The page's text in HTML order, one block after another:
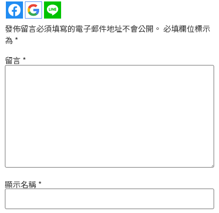
發佈留言必須填寫的電子郵件地址不會公開。 必填欄位標示
為 *
留言 *
顯示名稱 *